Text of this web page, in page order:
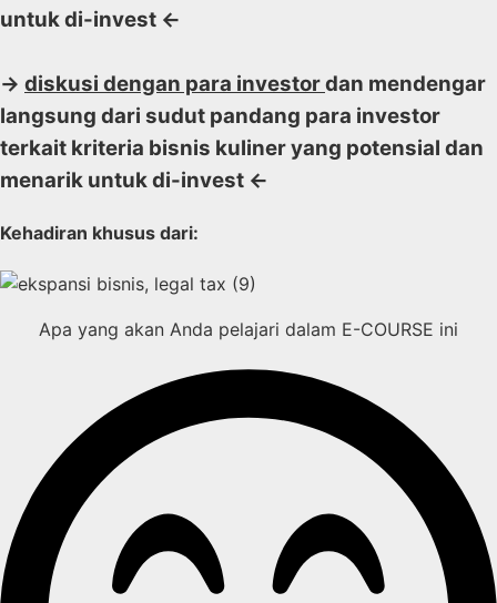
untuk di-invest <-
-> diskusi dengan para investordan mendengar
langsung dari sudut pandang para investor
terkait kriteria bisnis kuliner yang potensial dan
menarik untuk di-invest <-
Kehadiran khusus dari:
Apa yang akan Anda pelajari dalam E-COURSE ini